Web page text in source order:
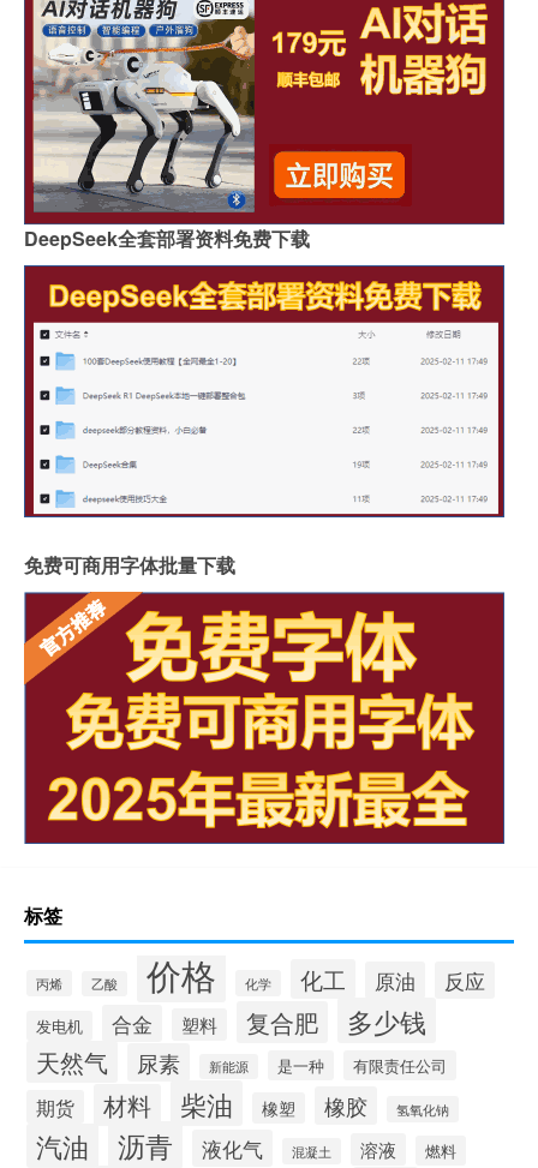
DeepSeek全套部署资料免费下载
免费可商用字体批量下载
标签
丙烯 乙酸 价格 化学 化工 原油 反应
发电机 合金 塑料 复合肥 多少钱
天然气 尿素 新能源 是一种 有限责任公司
期货 材料 柴油 橡塑 橡胶 氢氧化钠
汽油 沥青 液化气 混凝土 溶液 燃料